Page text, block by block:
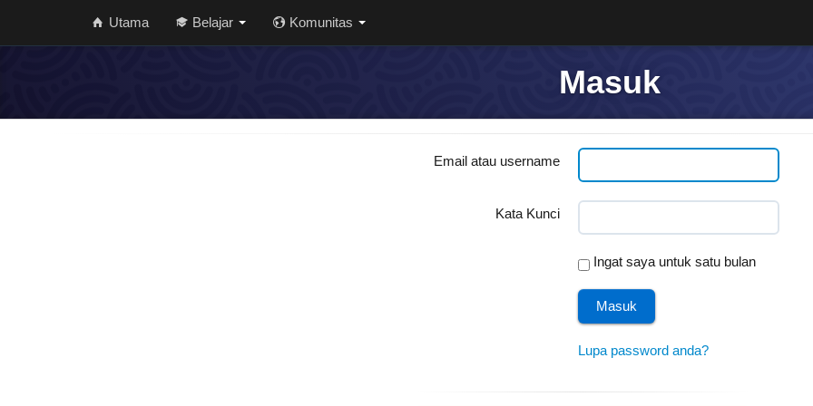
Utama Belajar Komunitas
Masuk
Email atau username
Kata Kunci
Ingat saya untuk satu bulan
Lupa password anda?